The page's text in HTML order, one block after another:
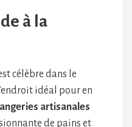
à la
célèbre dans le
idéal pour en
artisanales
de pains et